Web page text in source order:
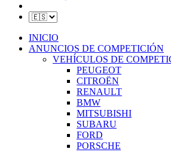
INICIO
ANUNCIOS DE COMPETICIÓN
VEHÍCULOS DE
PEUGEOT
CITROËN
RENAULT
BMW
MITSUBISHI
SUBARU
FORD
PORSCHE